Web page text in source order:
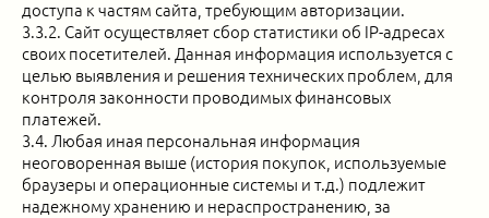
доступа к частям сайта, требующим авторизации.
3.3.2. Сайт осуществляет сбор статистики об IP-адресах
своих посетителей. Данная информация используется с
целью выявления и решения технических проблем, для
контроля законности проводимых финансовых
платежей.
3.4. Любая иная персональная информация
неоговоренная выше (история покупок, используемые
браузеры и операционные системы и т.д.) подлежит
надежному хранению и нераспространению, за